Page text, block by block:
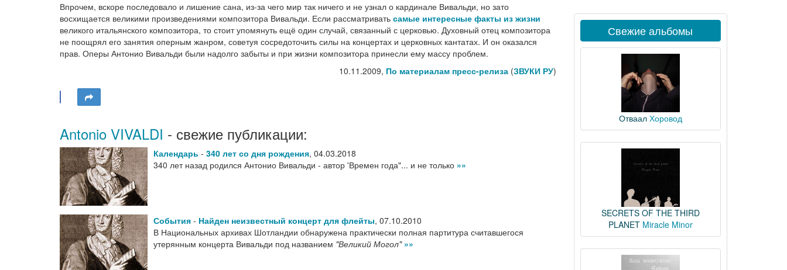
Впрочем, вскоре последовало и лишение сана, из-за чего мир так ничего и не узнал о кардинале Вивальди, но зато
восхищается великими произведениями композитора Вивальди. Если рассматривать самые интересные факты из жизни
великого итальянского композитора, то стоит упомянуть ещё один случай, связанный с церковью. Духовный отец композитора
не поощрял его занятия оперным жанром, советуя сосредоточить силы на концертах и церковных кантатах. И он оказался
прав. Оперы Антонио Вивальди были надолго забыты и при жизни композитора принесли ему массу проблем.
10.11.2009, По материалам пресс-релиза(ЗВУКИ РУ)
Antonio VIVALDI - свежие публикации:
Календарь - 340 лет со дня рождения, 04.03.2018
340 лет назад родился Антонио Вивальди - автор 'Времен года"... и не только »»
События - Найден неизвестный концерт для флейты, 07.10.2010
В Национальных архивах Шотландии обнаружена практически полная партитура считавшегося
утерянным концерта Вивальди под названием "Великий Могол" »»
Свежие альбомы
Отваал Хоровод
SECRETS OF THE THIRD
PLANET Miracle Minor